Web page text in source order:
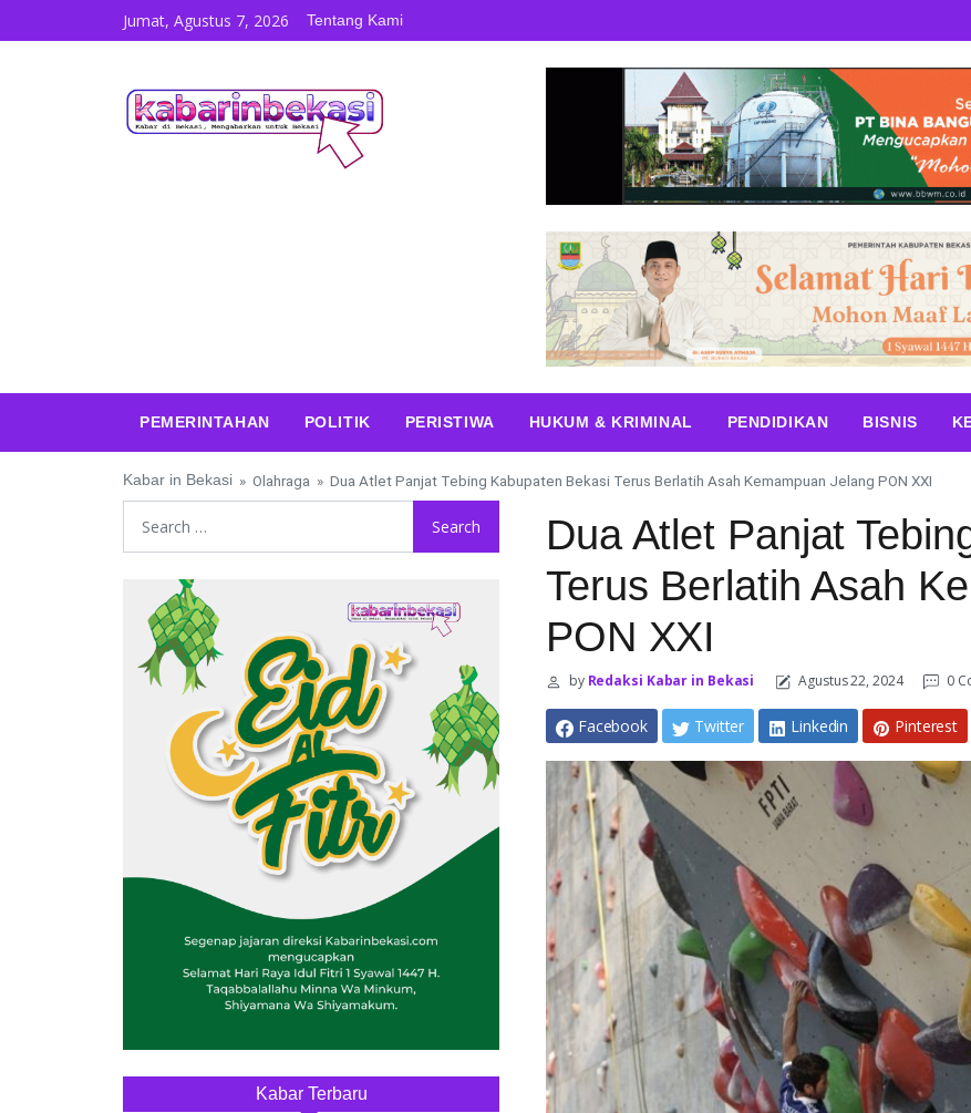
Skip to contentJumat, Agustus 7, 2026 Tentang Kami
PEMERINTAHAN POLITIK PERISTIWA HUKUM & KRIMINAL PENDIDIKAN BISNIS
Kabar in Bekasi » Olahraga » Dua Atlet Panjat Tebing Kabupaten Bekasi Terus Berlatih Asah Kemampuan Jelang PON XXI
Dua Atlet Panjat
Terus Berlatih Asah
PON XXI
byRedaksi Kabar in Bekasi Agustus 22, 2024 0
Facebook Twitter Linkedin Pinterest
Kabar Terbaru